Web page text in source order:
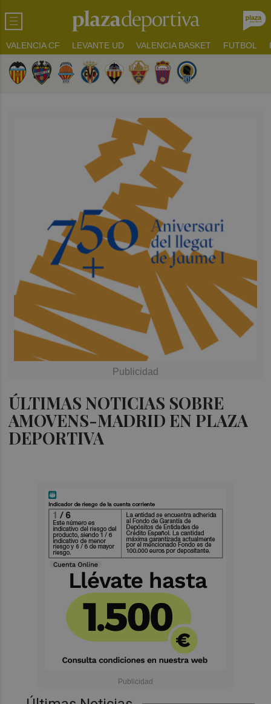
VALENCIA CF LEVANTE UD VALENCIA BASKET FUTBOL
ÚLTIMAS NOTICIAS SOBRE
AMOVENS-MADRID EN PLAZA
DEPORTIVA